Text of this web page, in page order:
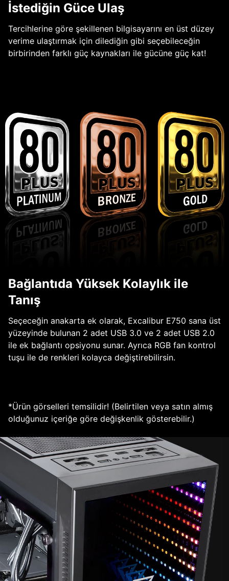
İstediğin Güce Ulaş
Tercihlerine göre şekillenen bilgisayarını en üst düzey
verime ulaştırmak için dilediğin gibi seçebileceğin
birbirinden farklı güç kaynakları ile gücüne güç kat!
Bağlantıda Yüksek Kolaylık ile
Tanış
Seçeceğin anakarta ek olarak, Excalibur E750 sana üst
yüzeyinde bulunan 2 adet USB 3.0 ve 2 adet USB 2.0
ile ek bağlantı opsiyonu sunar. Ayrıca RGB fan kontrol
tuşu ile de renkleri kolayca değiştirebilirsin.
*Ürün görselleri temsilidir! (Belirtilen veya satın almış
olduğunuz içeriğe göre değişkenlik gösterebilir.)